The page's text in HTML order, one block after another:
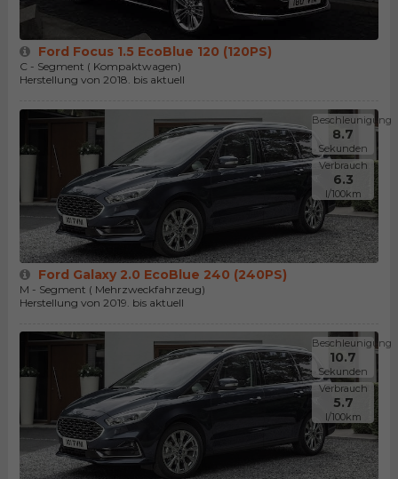
Ford Focus 1.5 EcoBlue 120 (120PS)
C - Segment ( Kompaktwagen)
Herstellung von 2018. bis aktuell
Beschleunigung
8.7
Sekunden
Verbrauch
6.3
l/100km
Ford Galaxy 2.0 EcoBlue 240 (240PS)
M - Segment ( Mehrzweckfahrzeug)
Herstellung von 2019. bis aktuell
Beschleunigung
10.7
Sekunden
Verbrauch
5.7
l/100km